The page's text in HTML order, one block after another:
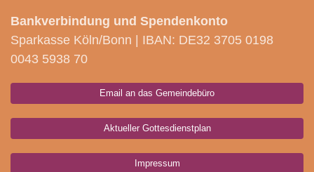
Bankverbindung und Spendenkonto
Sparkasse Köln/Bonn | IBAN: DE32 3705 0198
0043 5938 70
Email an das Gemeindebüro
Aktueller Gottesdienstplan
Impressum